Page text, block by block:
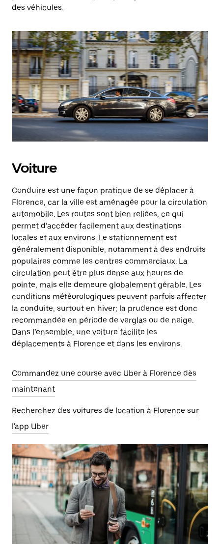
des véhicules.
Voiture
Conduire est une façon pratique de se déplacer à
Florence, car la ville est aménagée pour la circulation
automobile. Les routes sont bien reliées, ce qui
permet d’accéder facilement aux destinations
locales et aux environs. Le stationnement est
généralement disponible, notamment à des endroits
populaires comme les centres commerciaux. La
circulation peut être plus dense aux heures de
pointe, mais elle demeure globalement gérable. Les
conditions météorologiques peuvent parfois affecter
la conduite, surtout en hiver; la prudence est donc
recommandée en période de verglas ou de neige.
Dans l’ensemble, une voiture facilite les
déplacements à Florence et dans les environs.
Commandez une course avec Uber à Florence dès
maintenant
Recherchez des voitures de location à Florence sur
l'app Uber